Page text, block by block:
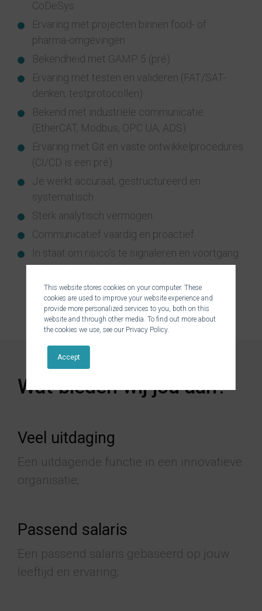
This website stores cookies on your computer. These
cookies are used to improve your website experience and
provide more personalized services to you, both on this
website and through other media. To find out more about
the cookies we use, see our Privacy Policy.
Accept
CoDeSys
Ervaring met projecten binnen food- of
pharma-omgevingen
Bekendheid met GAMP 5 (pré)
Ervaring met testen en valideren (FAT/SAT-
denken, testprotocollen)
Bekend met industriële communicatie
(EtherCAT, Modbus, OPC UA, ADS)
Ervaring met Git en vaste ontwikkelprocedures
(CI/CD is een pré)
Je werkt accuraat, gestructureerd en
systematisch
Sterk analytisch vermogen
Communicatief vaardig en proactief
In staat om risico’s te signaleren en voortgang
en kwaliteit te bewaken
Wat bieden wij jou aan?
Veel uitdaging
Een uitdagende functie in een innovatieve
organisatie;
Passend salaris
Een passend salaris gebaseerd op jouw
leeftijd en ervaring;